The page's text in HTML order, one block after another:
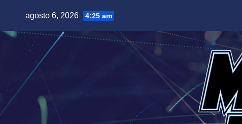
contenido
agosto 6, 2026 4:25 am